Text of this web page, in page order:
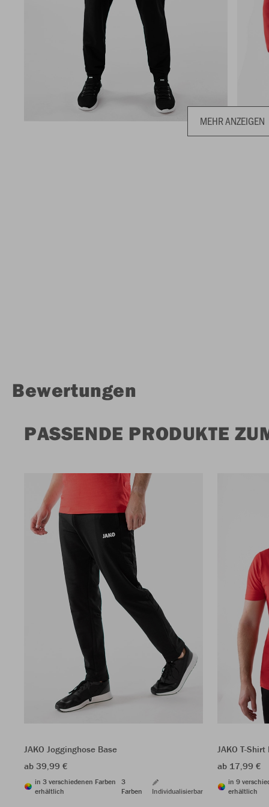
MEHR ANZEIGEN
Bewertungen
PASSENDE PRODUKTE
JAKO Jogginghose Base
ab 39,99 €
in 3 verschiedenen Farben
erhältlich
3
Farben
Individualisierbar
JAKO T-Shirt
ab 17,99 €
in 9
erhältlich